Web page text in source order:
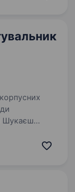
Шукаєш
нового?